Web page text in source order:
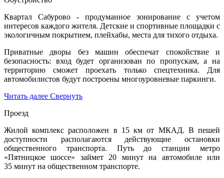
Квартал Сабурово - продуманное зонирование с учетом
интересов каждого жителя. Детские и спортивные площадки с
экологичным покрытием, плейхабы, места для тихого отдыха.
Приватные дворы без машин обеспечат спокойствие и
безопасность: вход будет организован по пропускам, а на
территорию сможет проехать только спецтехника. Для
автомобилистов будут построены многоуровневые паркинги.
Читать далее Свернуть
Проезд
Жилой комплекс расположен в 15 км от МКАД. В пешей
доступности располагаются действующие остановки
общественного транспорта. Путь до станции метро
«Пятницкое шоссе» займет 20 минут на автомобиле или
35 минут на общественном транспорте.